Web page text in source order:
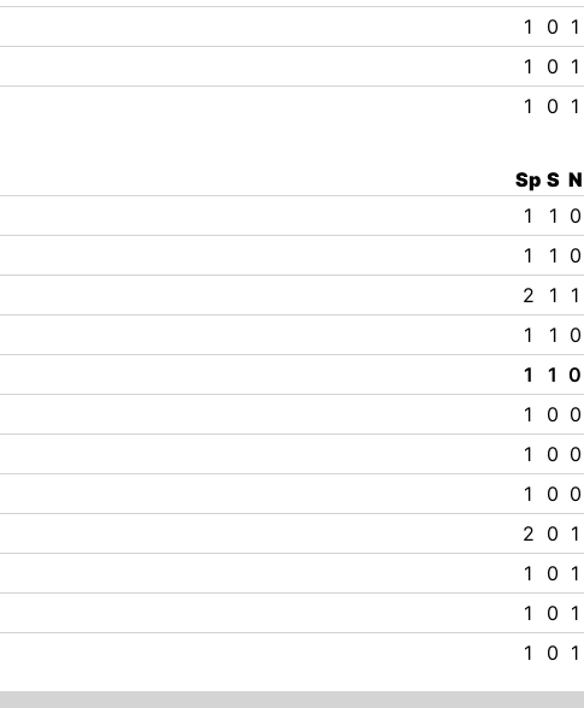
1 0 1
1 0 1
1 0 1
Sp S N
1 1 0
1 1 0
2 1 1
1 1 0
1 1 0
1 0 0
1 0 0
1 0 0
2 0 1
1 0 1
1 0 1
1 0 1